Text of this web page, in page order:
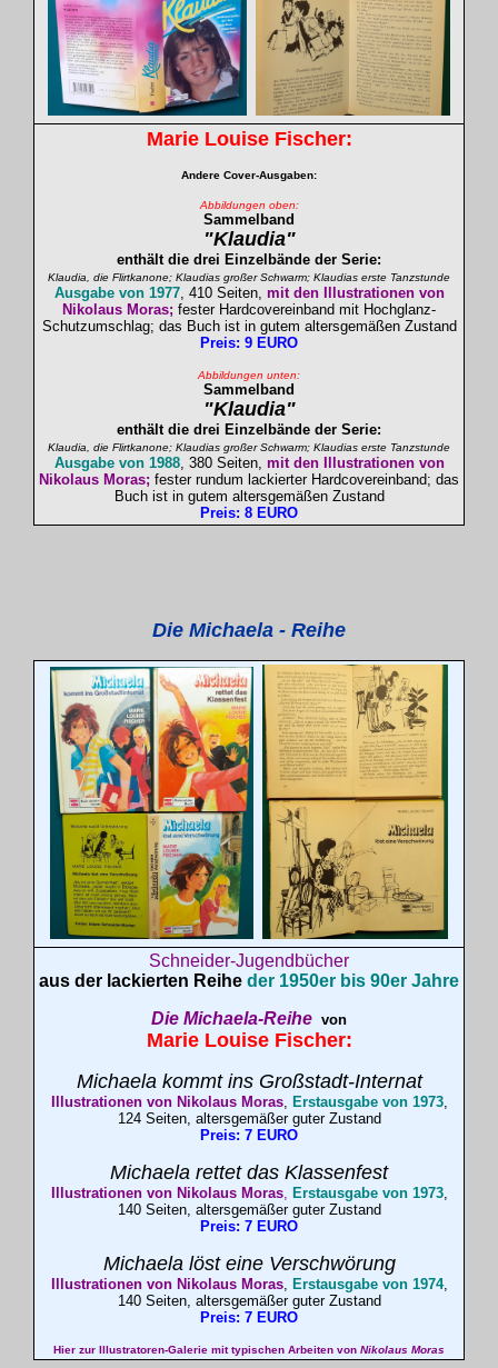
Marie Louise Fischer:
Andere Cover-Ausgaben:
Abbildungen oben:
Sammelband
"Klaudia"
enthält die drei Einzelbände der Serie:
Klaudia, die Flirtkanone; Klaudias großer Schwarm; Klaudias erste Tanzstunde
Ausgabe von 1977, 410 Seiten, mit den Illustrationen von
Nikolaus Moras; fester Hardcovereinband mit Hochglanz-
Schutzumschlag; das Buch ist in gutem altersgemäßen Zustand
Preis: 9 EURO
Abbildungen unten:
Sammelband
"Klaudia"
enthält die drei Einzelbände der Serie:
Klaudia, die Flirtkanone; Klaudias großer Schwarm; Klaudias erste Tanzstunde
Ausgabe von 1988, 380 Seiten, mit den Illustrationen von
Nikolaus Moras; fester rundum lackierter Hardcovereinband; das
Buch ist in gutem altersgemäßen Zustand
Preis: 8 EURO
Die Michaela - Reihe
Schneider-Jugendbücher
aus der lackierten Reihe der 1950er bis 90er Jahre
Die Michaela-Reihe von
Marie Louise Fischer:
Michaela kommt ins Großstadt-Internat
Illustrationen von Nikolaus Moras, Erstausgabe von 1973,
124 Seiten, altersgemäßer guter Zustand
Preis: 7 EURO
Michaela rettet das Klassenfest
Illustrationen von Nikolaus Moras, Erstausgabe von 1973,
140 Seiten, altersgemäßer guter Zustand
Preis: 7 EURO
Michaela löst eine Verschwörung
Illustrationen von Nikolaus Moras, Erstausgabe von 1974,
140 Seiten, altersgemäßer guter Zustand
Preis: 7 EURO
Hier zur Illustratoren-Galerie mit typischen Arbeiten von Nikolaus Moras